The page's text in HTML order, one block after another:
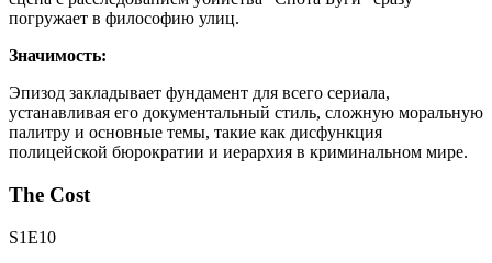
погружает в философию улиц.
Значимость:
Эпизод закладывает фундамент для всего сериала,
устанавливая его документальный стиль, сложную моральную
палитру и основные темы, такие как дисфункция
полицейской бюрократии и иерархия в криминальном мире.
The Cost
S1E10